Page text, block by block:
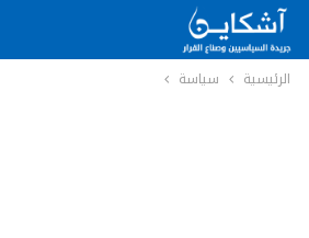
الرئيسية سياسة